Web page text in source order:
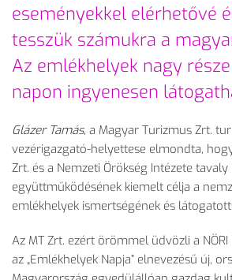
eseményekkel elérhetővé
tesszük számukra a
Az emlékhelyek nagy
napon ingyenesen
Glázer Tamás, a Magyar Turizmus Zrt.
vezérigazgató-helyettese elmondta,
Zrt. és a Nemzeti Örökség Intézete
együttműködésének kiemelt célja a
emlékhelyek ismertségének és
Az MT Zrt. ezért örömmel üdvözli a
az „Emlékhelyek Napja” elnevezésű új,